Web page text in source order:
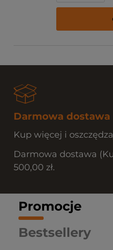
Darmowa dostawa
Kup więcej i
Darmowa dostawa
500,00 zł.
Promocje
Bestsellery